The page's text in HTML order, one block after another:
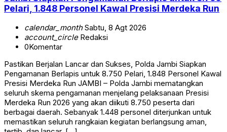
Pelari, 1.848 Personel Kawal Presisi Merdeka Run
calendar_monthSabtu, 8 Agt 2026
account_circleRedaksi
0Komentar
Pastikan Berjalan Lancar dan Sukses, Polda Jambi Siapkan
Pengamanan Berlapis untuk 8.750 Pelari, 1.848 Personel Kawal
Presisi Merdeka Run JAMBI – Polda Jambi mematangkan
seluruh skema pengamanan menjelang pelaksanaan Presisi
Merdeka Run 2026 yang akan diikuti 8.750 peserta dari
berbagai daerah. Sebanyak 1.448 personel diterjunkan untuk
memastikan seluruh rangkaian kegiatan berlangsung aman,